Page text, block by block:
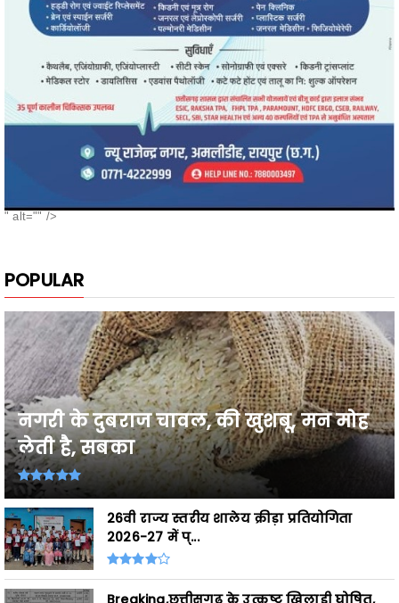
POPULAR
नगरी के दुबराज चावल, की खुशबू, मन मोह
लेती है, सबका
26वी राज्य स्तरीय शालेय क्रीड़ा प्रतियोगिता
2026-27 में प्...
Breaking,छत्तीसगढ़ के उत्कृष्ट खिलाड़ी घोषित,
शासकीय सेवाओं ...